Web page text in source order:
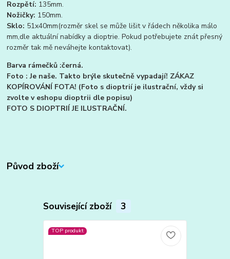
Rozpětí: 135mm.
Nožičky: 150mm.
Sklo: 51x40mm(rozměr skel se může lišit v řádech několika málo
mm,dle aktuální nabídky a dioptrie. Pokud potřebujete znát přesný
rozměr tak mě neváhejte kontaktovat).
Barva rámečků :černá.
Foto : Je naše. Takto brýle skutečně vypadají! ZÁKAZ
KOPÍROVÁNÍ FOTA! (Foto s dioptrií je ilustrační, vždy si
zvolte v eshopu dioptrii dle popisu)
FOTO S DIOPTRIÍ JE ILUSTRAČNÍ.
Původ zboží
Související zboží 3
TOP produkt